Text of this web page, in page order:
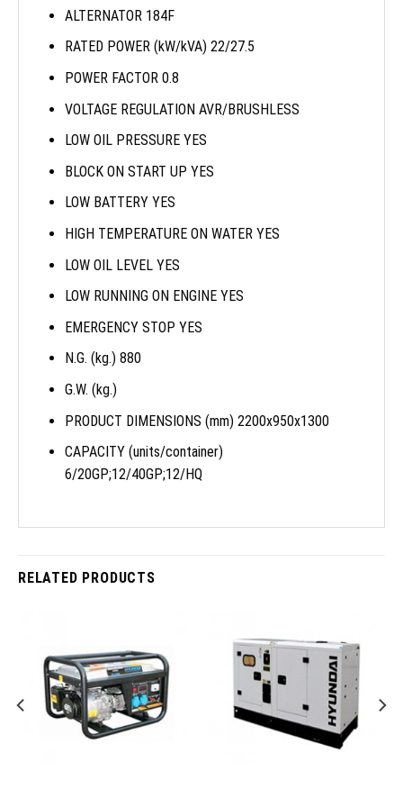
ALTERNATOR 184F
RATED POWER (kW/kVA) 22/27.5
POWER FACTOR 0.8
VOLTAGE REGULATION AVR/BRUSHLESS
LOW OIL PRESSURE YES
BLOCK ON START UP YES
LOW BATTERY YES
HIGH TEMPERATURE ON WATER YES
LOW OIL LEVEL YES
LOW RUNNING ON ENGINE YES
EMERGENCY STOP YES
N.G. (kg.) 880
G.W. (kg.)
PRODUCT DIMENSIONS (mm) 2200x950x1300
CAPACITY (units/container)
6/20GP;12/40GP;12/HQ
RELATED PRODUCTS